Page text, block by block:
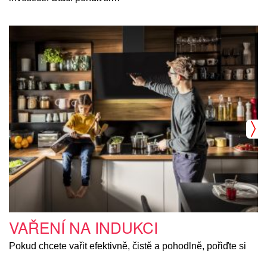
VAŘENÍ NA INDUKCI
Pokud chcete vařit efektivně, čistě a pohodlně, pořiďte si